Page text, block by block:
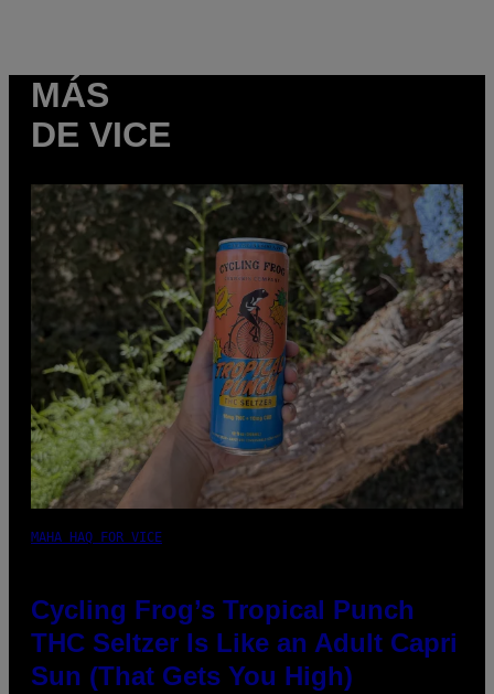
MÁS
DE VICE
MAHA HAQ FOR VICE
Cycling Frog’s Tropical Punch
THC Seltzer Is Like an Adult Capri
Sun (That Gets You High)